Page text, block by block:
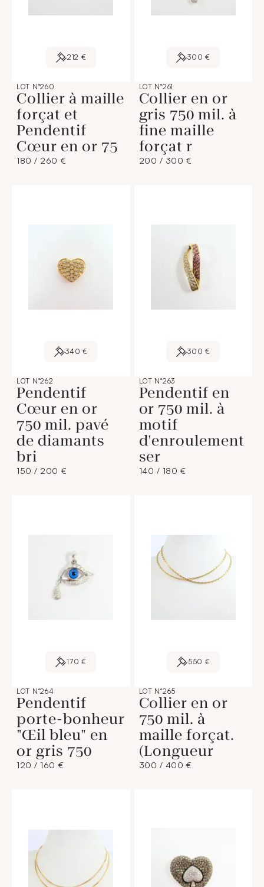
212 €
LOT N°260
Collier à maille
forçat et
Pendentif
Cœur en or 75
180 / 260 €
300 €
LOT N°261
Collier en or
gris 750 mil. à
fine maille
forçat r
200 / 300 €
340 €
LOT N°262
Pendentif
Cœur en or
750 mil. pavé
de diamants
bri
150 / 200 €
300 €
LOT N°263
Pendentif en
or 750 mil. à
motif
d'enroulement
ser
140 / 180 €
170 €
LOT N°264
Pendentif
porte-bonheur
"Œil bleu" en
or gris 750
120 / 160 €
550 €
LOT N°265
Collier en or
750 mil. à
maille forçat.
(Longueur
300 / 400 €